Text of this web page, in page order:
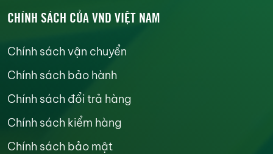
CHÍNH SÁCH CỦA VND VIỆT NAM
Chính sách vận chuyển
Chính sách bảo hành
Chính sách đổi trả hàng
Chính sách kiểm hàng
Chính sách bảo mật